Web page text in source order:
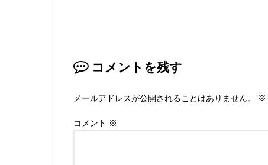
コメントを残す
メールアドレスが公開されることはありません。 ※
コメント ※